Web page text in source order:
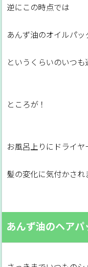
逆にこの時点では
あんず油のオイルパ
というくらいのいつも
ところが！
お風呂上りにドライヤ
髪の変化に気付かされ
あんず油のヘア